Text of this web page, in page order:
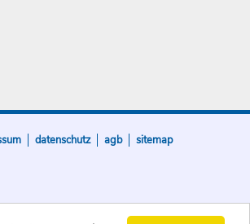
datenschutz agb sitemap